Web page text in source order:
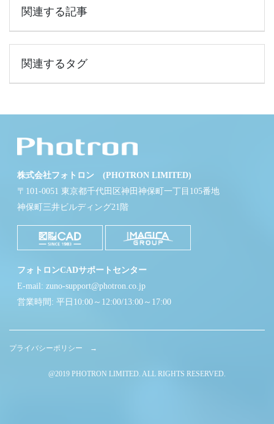
関連する記事
関連するタグ
株式会社フォトロン (PHOTRON LIMITED)
〒101-0051 東京都千代田区神田神保町一丁目105番地
神保町三井ビルディング21階
フォトロンCADサポートセンター
E-mail: zuno-support@photron.co.jp
営業時間: 平日10:00～12:00/13:00～17:00
プライバシーポリシー →
@2019 PHOTRON LIMITED. ALL RIGHTS RESERVED.